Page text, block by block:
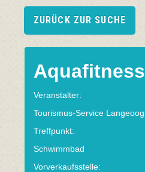
ZURÜCK ZUR SUCHE
Aquafitness
Veranstalter:
Tourismus-Service Langeoog
Treffpunkt:
Schwimmbad
Vorverkaufsstelle: